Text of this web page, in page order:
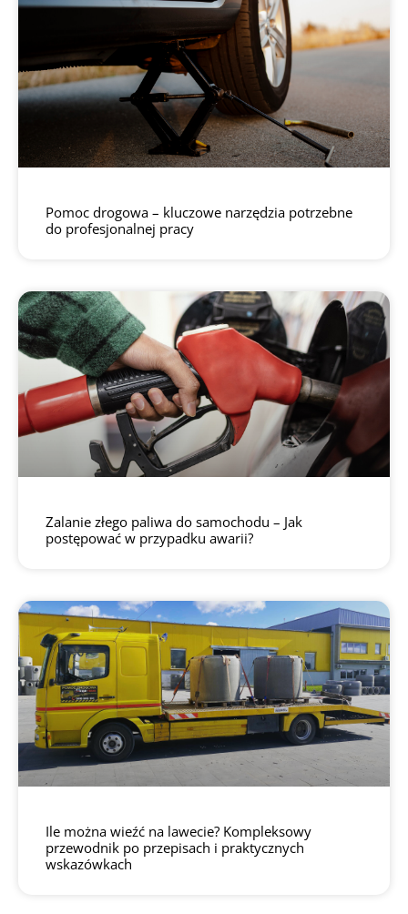
Pomoc drogowa – kluczowe narzędzia potrzebne
do profesjonalnej pracy
Zalanie złego paliwa do samochodu – Jak
postępować w przypadku awarii?
Ile można wieźć na lawecie? Kompleksowy
przewodnik po przepisach i praktycznych
wskazówkach